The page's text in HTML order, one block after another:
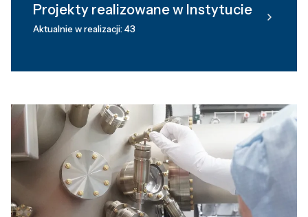
Projekty realizowane w Instytucie
Aktualnie w realizacji: 43